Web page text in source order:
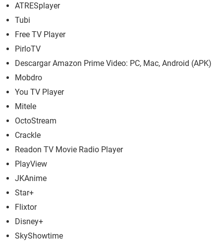
ATRESplayer
Tubi
Free TV Player
PirloTV
Descargar Amazon Prime Video: PC, Mac, Android (APK)
Mobdro
You TV Player
Mitele
OctoStream
Crackle
Readon TV Movie Radio Player
PlayView
JKAnime
Star+
Flixtor
Disney+
SkyShowtime